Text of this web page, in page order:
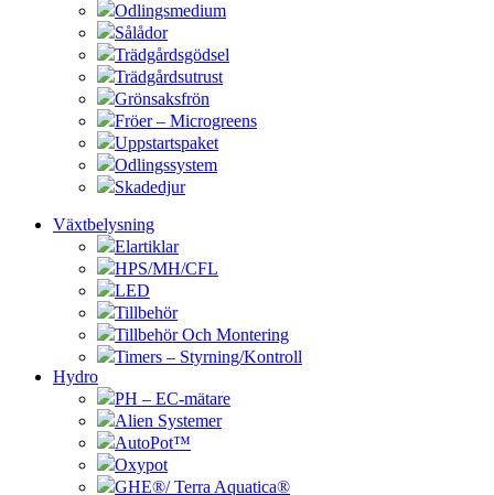
Odlingsmedium
Sålådor
Trädgårdsgödsel
Trädgårdsutrust
Grönsaksfrön
Fröer – Microgreens
Uppstartspaket
Odlingssystem
Skadedjur
Växtbelysning
Elartiklar
HPS/MH/CFL
LED
Tillbehör
Tillbehör Och Montering
Timers – Styrning/Kontroll
Hydro
PH – EC-mätare
Alien Systemer
AutoPot™
Oxypot
GHE®/ Terra Aquatica®